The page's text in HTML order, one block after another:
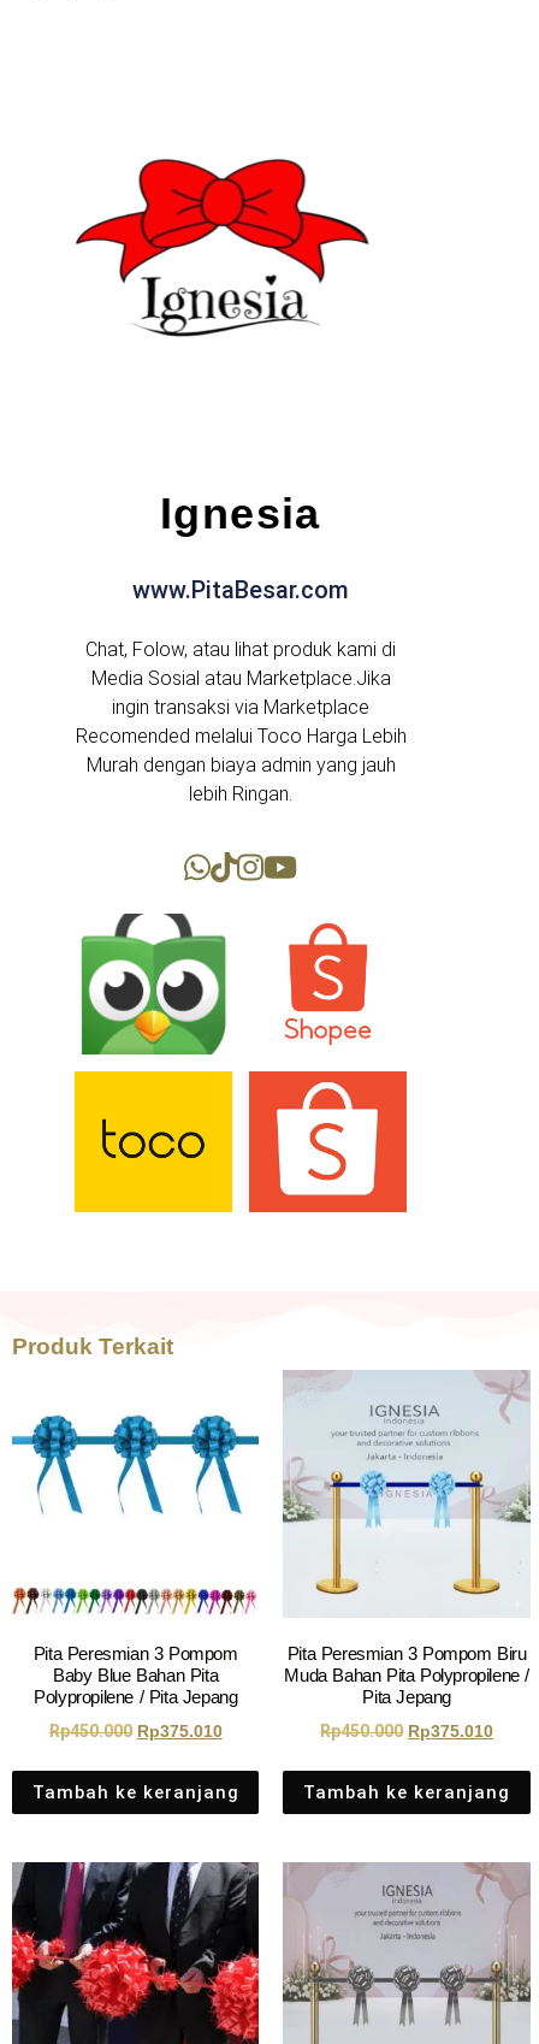
Ignesia
www.PitaBesar.com
Chat, Folow, atau lihat produk kami di
Media Sosial atau Marketplace.Jika
ingin transaksi via Marketplace
Recomended melalui Toco Harga Lebih
Murah dengan biaya admin yang jauh
lebih Ringan.
Produk Terkait
Pita Peresmian 3 Pompom
Baby Blue Bahan Pita
Polypropilene / Pita Jepang
Rp450.000 Rp375.010
Tambah ke keranjang
Pita Peresmian 3 Pompom Biru
Muda Bahan Pita Polypropilene /
Pita Jepang
Rp450.000 Rp375.010
Tambah ke keranjang